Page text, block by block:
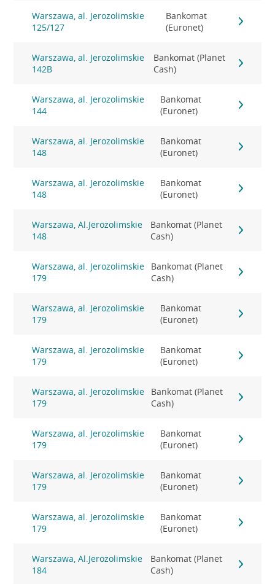
Warszawa, al. Jerozolimskie
125/127
Bankomat
(Euronet)
Warszawa, al. Jerozolimskie
142B
Bankomat (Planet
Cash)
Warszawa, al. Jerozolimskie
144
Bankomat
(Euronet)
Warszawa, al. Jerozolimskie
148
Bankomat
(Euronet)
Warszawa, al. Jerozolimskie
148
Bankomat
(Euronet)
Warszawa, Al.Jerozolimskie
148
Bankomat (Planet
Cash)
Warszawa, al. Jerozolimskie
179
Bankomat (Planet
Cash)
Warszawa, al. Jerozolimskie
179
Bankomat
(Euronet)
Warszawa, al. Jerozolimskie
179
Bankomat
(Euronet)
Warszawa, al. Jerozolimskie
179
Bankomat (Planet
Cash)
Warszawa, al. Jerozolimskie
179
Bankomat
(Euronet)
Warszawa, al. Jerozolimskie
179
Bankomat
(Euronet)
Warszawa, al. Jerozolimskie
179
Bankomat
(Euronet)
Warszawa, Al.Jerozolimskie
184
Bankomat (Planet
Cash)